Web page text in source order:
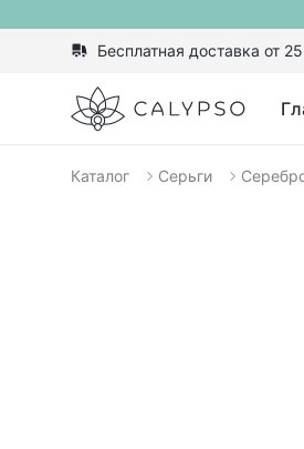
Бесплатная доставка от
Calypso
Каталог Серьги